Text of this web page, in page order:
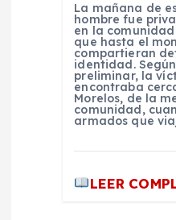
La mañana de
hombre fue
en la
que hasta el
compartieran
identidad.
preliminar, la
encontraba
Morelos, de la
comunidad,
armados que
LEER